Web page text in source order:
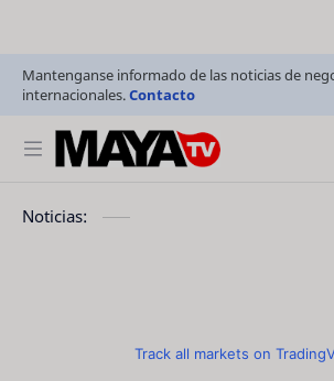
Mantenganse informado de las noticias de
internacionales.Contacto
Noticias:
Track all markets on